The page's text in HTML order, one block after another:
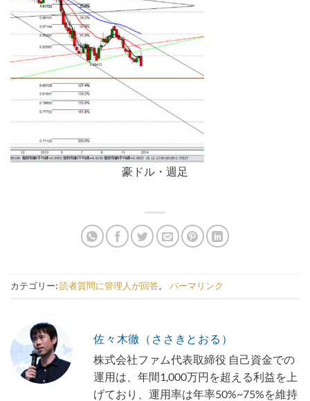
豪ドル・週足
カテゴリー:読者質問に管理人が回答。 パーマリンク
佐々木徹（ささきとおる）
株式会社ファム代表取締役 自己資金での
運用は、年間1,000万円を超える利益を上
げており、運用率は年率50%~75%を維持